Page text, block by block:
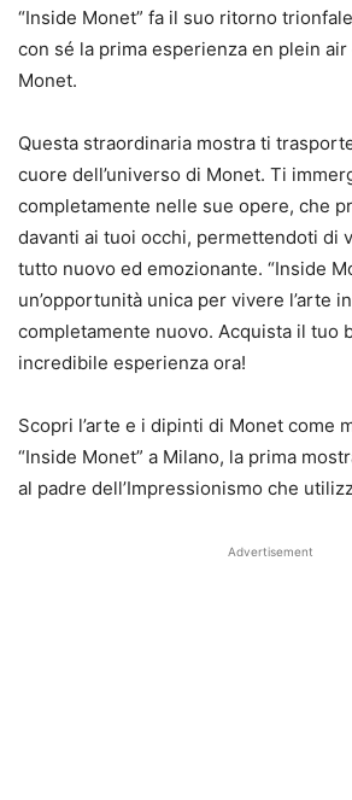
“Inside Monet” fa il suo ritorno
con sé la prima esperienza en plein air
Monet.
Questa straordinaria mostra ti
cuore dell’universo di Monet. Ti
completamente nelle sue opere, che
davanti ai tuoi occhi, permettendoti di
tutto nuovo ed emozionante. “Inside
un’opportunità unica per vivere l’arte
completamente nuovo. Acquista il tuo
incredibile esperienza ora!
Scopri l’arte e i dipinti di Monet come
“Inside Monet” a Milano, la prima
al padre dell’Impressionismo che
Advertisement